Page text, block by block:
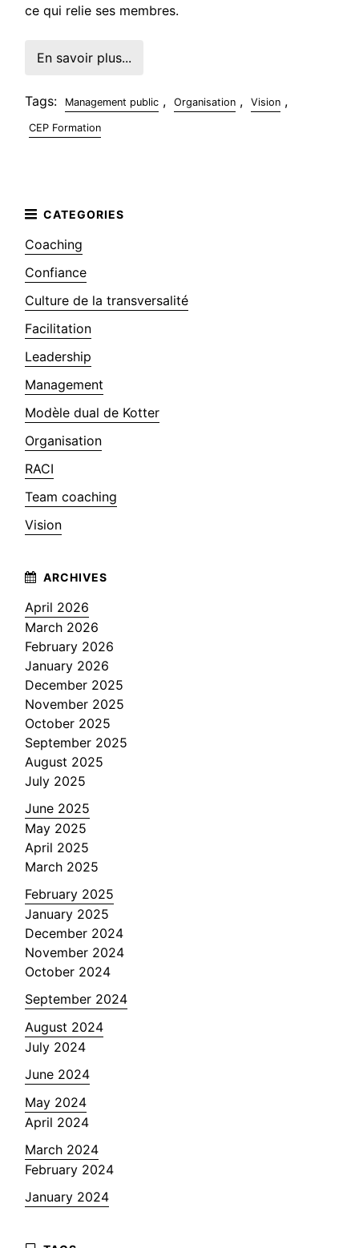
ce qui relie ses membres.
En savoir plus...
Tags: Management public , Organisation , Vision ,
CEP Formation
Coaching
Confiance
Culture de la transversalité
Facilitation
Leadership
Management
Modèle dual de Kotter
Organisation
RACI
Team coaching
Vision
April 2026
March 2026
February 2026
January 2026
December 2025
November 2025
October 2025
September 2025
August 2025
July 2025
June 2025
May 2025
April 2025
March 2025
February 2025
January 2025
December 2024
November 2024
October 2024
September 2024
August 2024
July 2024
June 2024
May 2024
April 2024
March 2024
February 2024
January 2024